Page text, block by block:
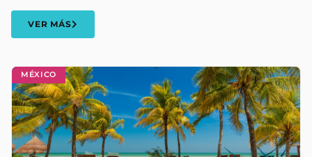
MÉXICO
VER MÁS